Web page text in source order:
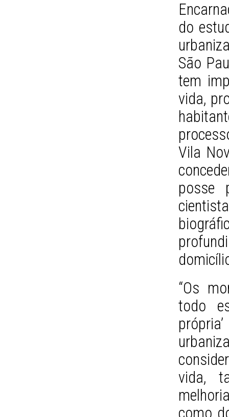
do
São
tem
vida,
Vila
posse
“Os
todo
vida,
como